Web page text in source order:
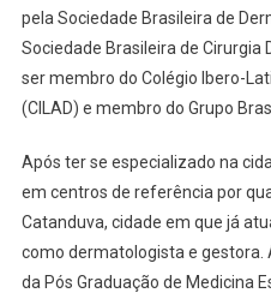
pela Sociedade Brasileira de
Sociedade Brasileira de Cirurgia
ser membro do Colégio Ibero-
(CILAD) e membro do Grupo
Após ter se especializado na
em centros de referência por
Catanduva, cidade em que já
como dermatologista e
da Pós Graduação de Medicina